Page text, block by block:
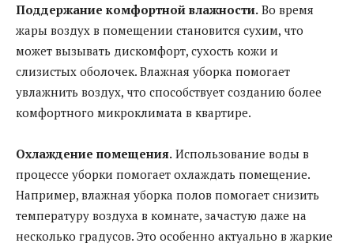
Поддержание комфортной влажности. Во время
жары воздух в помещении становится сухим, что
может вызывать дискомфорт, сухость кожи и
слизистых оболочек. Влажная уборка помогает
увлажнить воздух, что способствует созданию более
комфортного микроклимата в квартире.
Охлаждение помещения. Использование воды в
процессе уборки помогает охлаждать помещение.
Например, влажная уборка полов помогает снизить
температуру воздуха в комнате, зачастую даже на
несколько градусов. Это особенно актуально в жаркие